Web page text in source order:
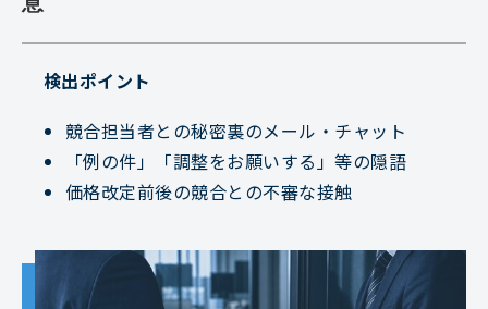
検出ポイント
競合担当者との秘密裏のメール・チャット
「例の件」「調整をお願いする」等の隠語
価格改定前後の競合との不審な接触